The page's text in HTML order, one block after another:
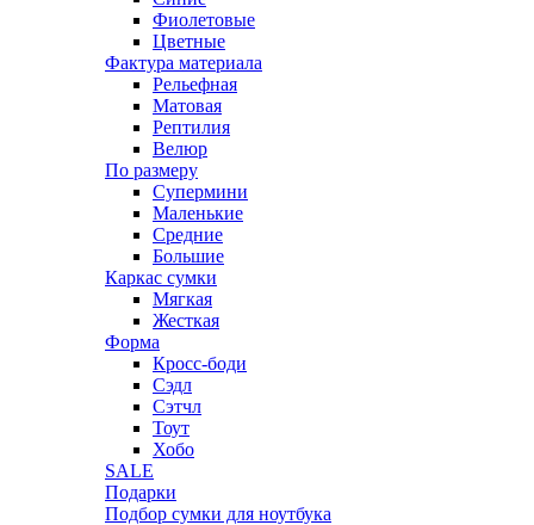
Фиолетовые
Цветные
Фактура материала
Рельефная
Матовая
Рептилия
Велюр
По размеру
Супермини
Маленькие
Средние
Большие
Каркас сумки
Мягкая
Жесткая
Форма
Кросс-боди
Сэдл
Сэтчл
Тоут
Хобо
SALE
Подарки
Подбор сумки для ноутбука